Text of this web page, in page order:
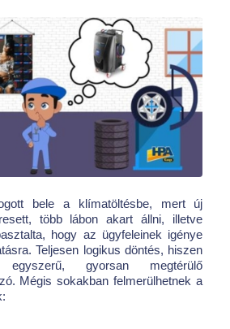
bele a klímatöltésbe, mert új
több lábon akart állni, illetve
hogy az ügyfeleinek igénye
Teljesen logikus döntés, hiszen
gyorsan megtérülő
Mégis sokakban felmerülhetnek a